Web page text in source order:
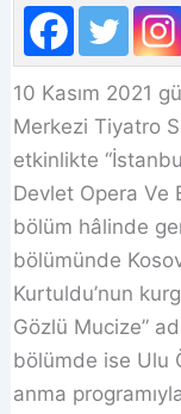
10 Kasım 2021
Merkezi Tiyatro
etkinlikte
Devlet Opera Ve
bölüm hâlinde
bölümünde
Kurtuldu’nun
Gözlü Mucize”
bölümde ise Ulu
anma